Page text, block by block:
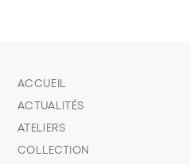
ACCUEIL
ACTUALITÉS
ATELIERS
COLLECTION